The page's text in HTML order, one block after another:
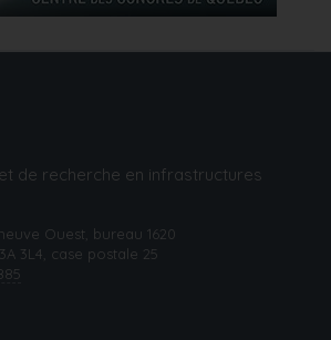
de recherche en infrastructures
Ouest, bureau 1620
3L4, case postale 25